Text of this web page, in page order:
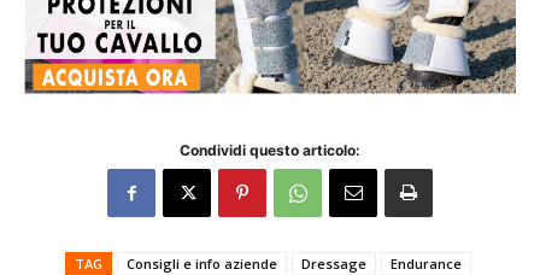
Condividi questo articolo:
TAG Consigli e info aziende Dressage
Endurance